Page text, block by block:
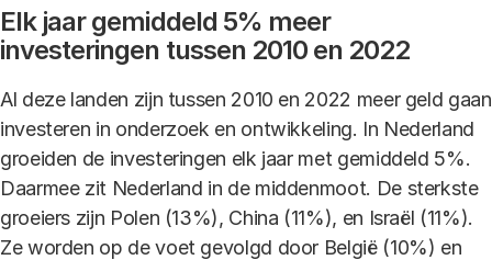
Elk jaar gemiddeld 5% meer
investeringen tussen 2010 en 2022
Al deze landen zijn tussen 2010 en 2022 meer geld gaan
investeren in onderzoek en ontwikkeling. In Nederland
groeiden de investeringen elk jaar met gemiddeld 5%.
Daarmee zit Nederland in de middenmoot. De sterkste
groeiers zijn Polen (13%), China (11%), en Israël (11%).
Ze worden op de voet gevolgd door België (10%) en